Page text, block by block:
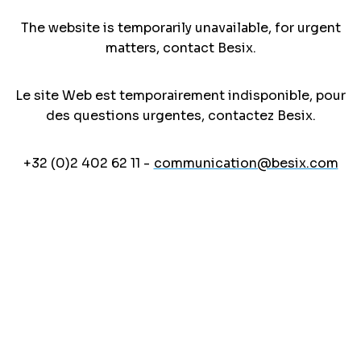
The website is temporarily unavailable, for urgent
matters, contact Besix.
Le site Web est temporairement indisponible, pour
des questions urgentes, contactez Besix.
+32 (0)2 402 62 11 - communication@besix.com